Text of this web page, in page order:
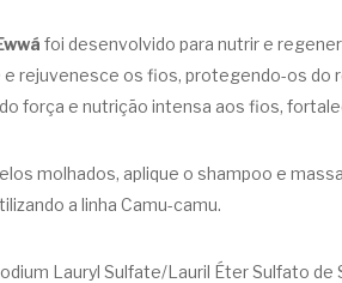
foi desenvolvido para nutrir e
rejuvenesce os fios, protegendo-os
força e nutrição intensa aos fios,
molhados, aplique o shampoo e
a linha Camu-camu.
Lauryl Sulfate/Lauril Éter Sulfato